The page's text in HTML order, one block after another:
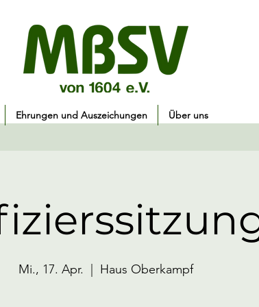
Ehrungen und Auszeichungen Über uns
Mi., 17. Apr. Haus Oberkampf